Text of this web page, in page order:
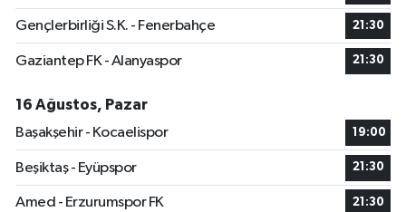
Gençlerbirliği S.K. - Fenerbahçe 21:30
Gaziantep FK - Alanyaspor 21:30
16 Ağustos, Pazar
Başakşehir - Kocaelispor
19:00
Beşiktaş - Eyüpspor 21:30
Amed - Erzurumspor FK 21:30